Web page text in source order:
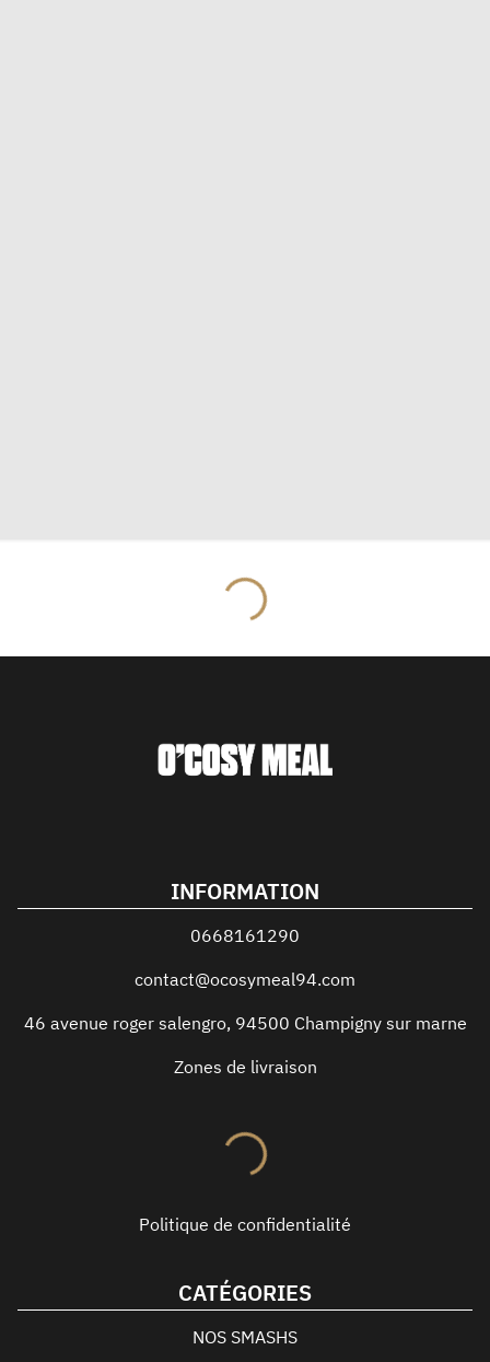
INFORMATION
0668161290
contact@ocosymeal94.com
46 avenue roger salengro, 94500 Champigny sur marne
Zones de livraison
Politique de confidentialité
CATÉGORIES
NOS SMASHS